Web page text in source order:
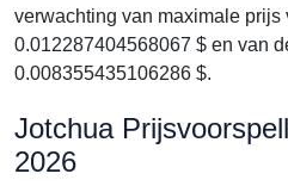
verwachting van maximale prijs
0.012287404568067 $ en van
0.008355435106286 $.
Jotchua
2026